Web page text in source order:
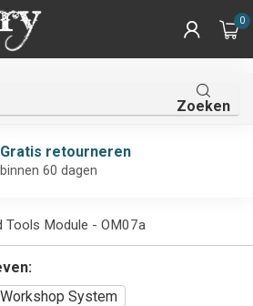
0
Zoeken
Gratis retourneren
binnen 60 dagen
Tools Module - OM07a
System